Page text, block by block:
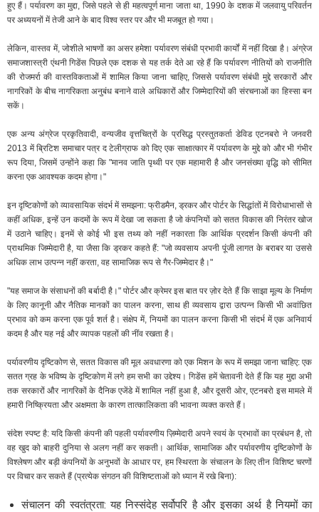
हुए हैं। पर्यावरण का मुद्दा, जिसे पहले से ही महत्वपूर्ण माना जाता था, 1990 के दशक में जलवायु परिवर्तन
पर अध्ययनों में तेजी आने के बाद विश्व स्तर पर और भी मजबूत हो गया।
लेकिन, वास्तव में, जोशीले भाषणों का असर हमेशा पर्यावरण संबंधी प्रभावी कार्यों में नहीं दिखा है। अंग्रेज
समाजशास्त्री एंथनी गिडेंस पिछले एक दशक से यह तर्क देते आ रहे हैं कि पर्यावरण नीतियों को राजनीति
की रोजमर्रा की वास्तविकताओं में शामिल किया जाना चाहिए, जिससे पर्यावरण संबंधी मुद्दे सरकारों और
नागरिकों के बीच नागरिकता अनुबंध बनाने वाले अधिकारों और जिम्मेदारियों की संरचनाओं का हिस्सा बन
सकें।
एक अन्य अंग्रेज प्रकृतिवादी, वन्यजीव वृत्तचित्रों के प्रसिद्ध प्रस्तुतकर्ता डेविड एटनबरो ने जनवरी
2013 में ब्रिटिश समाचार पत्र द टेलीग्राफ को दिए एक साक्षात्कार में पर्यावरण के मुद्दे को और भी गंभीर
रूप दिया, जिसमें उन्होंने कहा कि "मानव जाति पृथ्वी पर एक महामारी है और जनसंख्या वृद्धि को सीमित
करना एक आवश्यक कदम होगा।"
इन दृष्टिकोणों को व्यावसायिक संदर्भ में समझना: फ्रीडमैन, ड्रकर और पोर्टर के सिद्धांतों में विरोधाभासों से
कहीं अधिक, इन्हें उन कदमों के रूप में देखा जा सकता है जो कंपनियों को सतत विकास की निरंतर खोज
में उठाने चाहिए। इनमें से कोई भी इस तथ्य को नहीं नकारता कि आर्थिक प्रदर्शन किसी कंपनी की
प्राथमिक जिम्मेदारी है, या जैसा कि ड्रकर कहते हैं: "जो व्यवसाय अपनी पूंजी लागत के बराबर या उससे
अधिक लाभ उत्पन्न नहीं करता, वह सामाजिक रूप से गैर-जिम्मेदार है।"
"यह समाज के संसाधनों की बर्बादी है।" पोर्टर और क्रेमर इस बात पर ज़ोर देते हैं कि साझा मूल्य के निर्माण
के लिए कानूनी और नैतिक मानकों का पालन करना, साथ ही व्यवसाय द्वारा उत्पन्न किसी भी अवांछित
प्रभाव को कम करना एक पूर्व शर्त है। संक्षेप में, नियमों का पालन करना किसी भी संदर्भ में एक अनिवार्य
कदम है और यह नई और व्यापक पहलों की नींव रखता है।
पर्यावरणीय दृष्टिकोण से, सतत विकास की मूल अवधारणा को एक मिशन के रूप में समझा जाना चाहिए: एक
सतत ग्रह के भविष्य के दृष्टिकोण में लगे हम सभी का उद्देश्य। गिडेंस हमें चेतावनी देते हैं कि यह मुद्दा अभी
तक सरकारों और नागरिकों के दैनिक एजेंडे में शामिल नहीं हुआ है, और दूसरी ओर, एटनबरो इस मामले में
हमारी निष्क्रियता और अक्षमता के कारण तात्कालिकता की भावना व्यक्त करते हैं।
संदेश स्पष्ट है: यदि किसी कंपनी की पहली पर्यावरणीय ज़िम्मेदारी अपने स्वयं के प्रभावों का प्रबंधन है, तो
वह खुद को बाहरी दुनिया से अलग नहीं कर सकती। आर्थिक, सामाजिक और पर्यावरणीय दृष्टिकोणों के
विश्लेषण और बड़ी कंपनियों के अनुभवों के आधार पर, हम स्थिरता के संचालन के लिए तीन विशिष्ट चरणों
पर विचार कर सकते हैं (प्रत्येक संगठन की विशिष्टताओं को ध्यान में रखे बिना):
संचालन की स्वतंत्रता: यह निस्संदेह सर्वोपरि है और इसका अर्थ है नियमों का